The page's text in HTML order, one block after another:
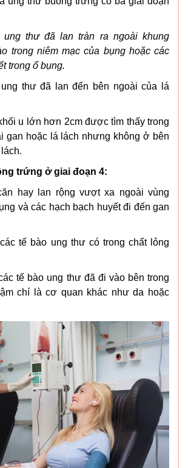
ung thư đã lan tràn ra ngoài khung
trong niêm mạc của bụng hoặc các
trong ổ bụng.
thư đã lan đến bên ngoài của lá
u lớn hơn 2cm được tìm thấy trong
gan hoặc lá lách nhưng không ở bên
trứng ở giai đoạn 4:
hay lan rộng vượt xa ngoài vùng
và các hạch bạch huyết đi đến gan
tế bào ung thư có trong chất lỏng
tế bào ung thư đã đi vào bên trong
chí là cơ quan khác như da hoặc